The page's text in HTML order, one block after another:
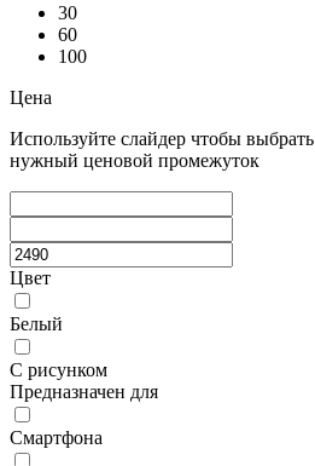
30
60
100
Цена
Используйте слайдер чтобы выбрать
нужный ценовой промежуток
Цвет
Белый
С рисунком
Предназначен для
Смартфона